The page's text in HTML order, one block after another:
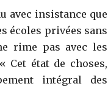
avec insistance que
écoles privées sans
rime pas avec les
état de choses,
intégral des